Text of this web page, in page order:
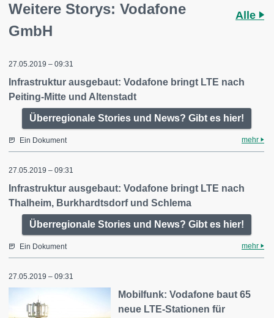
Weitere Storys: Vodafone
GmbH
Alle
27.05.2019 – 09:31
Infrastruktur ausgebaut: Vodafone bringt LTE nach
Peiting-Mitte und Altenstadt
Überregionale Stories und News? Gibt es hier!
Ein Dokument mehr
27.05.2019 – 09:31
Infrastruktur ausgebaut: Vodafone bringt LTE nach
Thalheim, Burkhardtsdorf und Schlema
Überregionale Stories und News? Gibt es hier!
Ein Dokument mehr
27.05.2019 – 09:31
Mobilfunk: Vodafone baut 65
neue LTE-Stationen für